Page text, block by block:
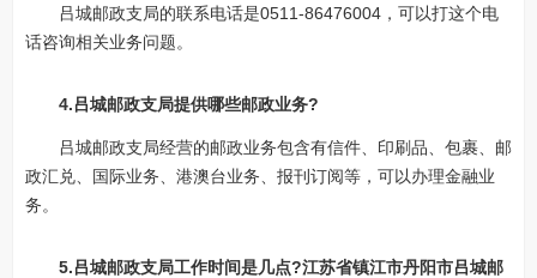
吕城邮政支局的联系电话是0511-86476004，可以打这个电
话咨询相关业务问题。
4.吕城邮政支局提供哪些邮政业务?
吕城邮政支局经营的邮政业务包含有信件、印刷品、包裹、邮
政汇兑、国际业务、港澳台业务、报刊订阅等，可以办理金融业
务。
5.吕城邮政支局工作时间是几点?江苏省镇江市丹阳市吕城邮